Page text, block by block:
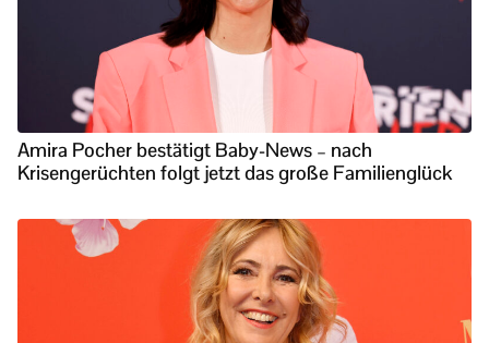
Amira Pocher bestätigt Baby-News – nach
Krisengerüchten folgt jetzt das große Familienglück